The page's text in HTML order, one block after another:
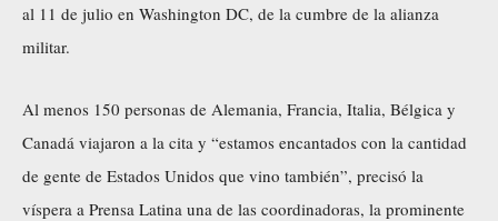
al 11 de julio en Washington DC, de la cumbre de la alianza
militar.
Al menos 150 personas de Alemania, Francia, Italia, Bélgica y
Canadá viajaron a la cita y “estamos encantados con la cantidad
de gente de Estados Unidos que vino también”, precisó la
víspera a Prensa Latina una de las coordinadoras, la prominente